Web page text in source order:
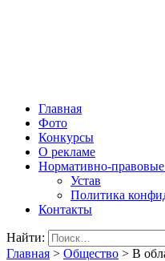
Главная
Фото
Конкурсы
О рекламе
Нормативно-
Устав
Политика
Контакты
Найти:
Главная > Общество > В